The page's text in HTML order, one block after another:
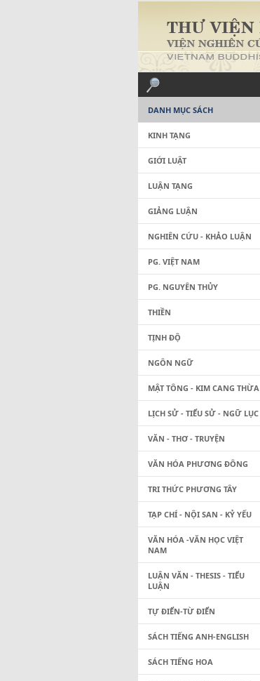
DANH MỤC SÁCH
KINH TẠNG
GIỚI LUẬT
LUẬN TẠNG
GIẢNG LUẬN
NGHIÊN CỨU - KHẢO LUẬN
PG. VIỆT NAM
PG. NGUYÊN THỦY
THIỀN
TỊNH ĐỘ
NGÔN NGỮ
MẬT TÔNG - KIM CANG THỪA
LỊCH SỬ - TIỂU SỬ - NGỮ LỤC
VĂN - THƠ - TRUYỆN
VĂN HÓA PHƯƠNG ĐÔNG
TRI THỨC PHƯƠNG TÂY
TẠP CHÍ - NỘI SAN - KỶ YẾU
VĂN HÓA -VĂN HỌC VIỆT
NAM
LUẬN VĂN - THESIS - TIỂU
LUẬN
TỰ ĐIỂN-TỪ ĐIỂN
SÁCH TIẾNG ANH-ENGLISH
SÁCH TIẾNG HOA